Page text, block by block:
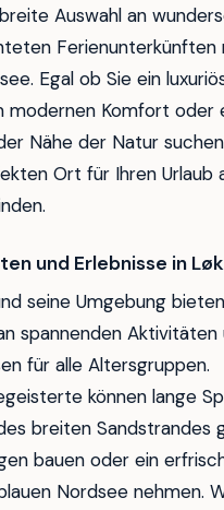
Auswahl an
Ferienunterkünften
Egal ob Sie ein
modernen Komfort oder
Nähe der Natur
Ort für Ihren Urlaub
und Erlebnisse in
seine Umgebung
spannenden Aktivitäten
für alle Altersgruppen.
können lange
breiten Sandstrandes
bauen oder ein
Nordsee nehmen.